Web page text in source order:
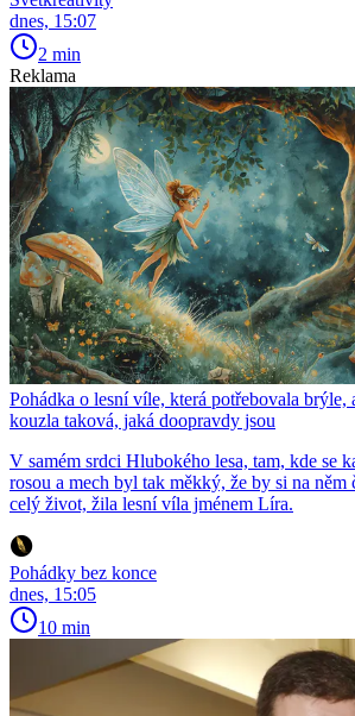
dnes, 15:07
2 min
Reklama
Pohádka o lesní víle, která potřebovala brýle,
kouzla taková, jaká doopravdy jsou
V samém srdci Hlubokého lesa, tam, kde se
rosou a mech byl tak měkký, že by si na něm
celý život, žila lesní víla jménem Líra.
Pohádky bez konce
dnes, 15:05
10 min